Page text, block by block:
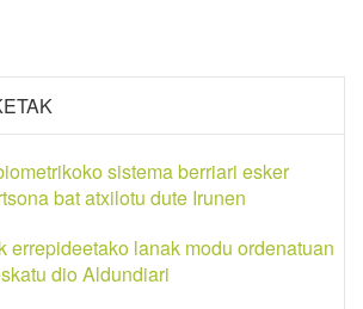
sistema berriari esker
bat atxilotu dute Irunen
errepideetako lanak modu ordenatuan
dio Aldundiari